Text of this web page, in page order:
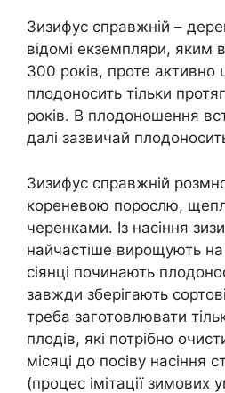
Зизифус справжній –
відомі екземпляри, яким
300 років, проте активно
плодоносить тільки
років. В плодоношення
далі зазвичай
Зизифус справжній
кореневою порослю,
черенками. Із насіння
найчастіше вирощують
сіянці починають
завжди зберігають
треба заготовлювати
плодів, які потрібно
місяці до посіву насіння
(процес імітації зимових